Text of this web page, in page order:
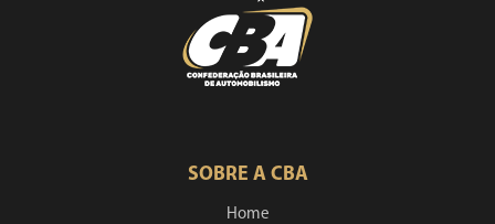
SOBRE A CBA
Home